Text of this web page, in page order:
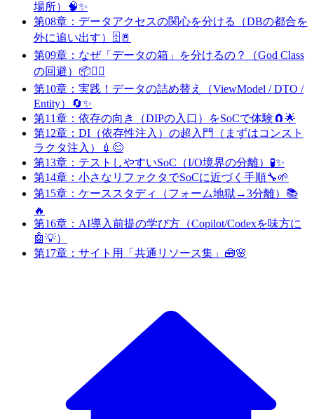
場所）🧠✨
第08章：データアクセスの関心を分ける（DBの都合を
外に追い出す）🗄️🚪
第09章：なぜ「データの箱」を分けるの？（God Class
の回避）📦🙅‍♀️
第10章：実践！データの詰め替え（ViewModel / DTO /
Entity）🔄✨
第11章：依存の向き（DIPの入口）をSoCで体験🧲🌟
第12章：DI（依存性注入）の超入門（まずはコンスト
ラクタ注入）💉😊
第13章：テストしやすいSoC（I/O境界の分離）🧪✨
第14章：小さなリファクタでSoCに近づく手順🔧🌱
第15章：ケーススタディ（フォーム地獄→3分離）📚
🔥
第16章：AI導入前提の学び方（Copilot/Codexを味方に
🤖💡）
第17章：サイト用「共通リソース集」🧰🌸